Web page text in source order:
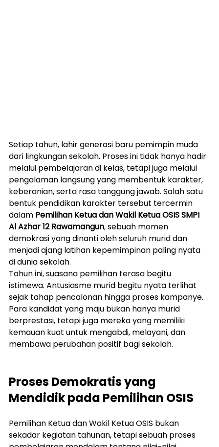
Setiap tahun, lahir generasi baru pemimpin muda
dari lingkungan sekolah. Proses ini tidak hanya hadir
melalui pembelajaran di kelas, tetapi juga melalui
pengalaman langsung yang membentuk karakter,
keberanian, serta rasa tanggung jawab. Salah satu
bentuk pendidikan karakter tersebut tercermin
dalam Pemilihan Ketua dan Wakil Ketua OSIS SMPI
Al Azhar 12 Rawamangun, sebuah momen
demokrasi yang dinanti oleh seluruh murid dan
menjadi ajang latihan kepemimpinan paling nyata
di dunia sekolah.
Tahun ini, suasana pemilihan terasa begitu
istimewa. Antusiasme murid begitu nyata terlihat
sejak tahap pencalonan hingga proses kampanye.
Para kandidat yang maju bukan hanya murid
berprestasi, tetapi juga mereka yang memiliki
kemauan kuat untuk mengabdi, melayani, dan
membawa perubahan positif bagi sekolah.
Proses Demokratis yang
Mendidik pada Pemilihan OSIS
Pemilihan Ketua dan Wakil Ketua OSIS bukan
sekadar kegiatan tahunan, tetapi sebuah proses